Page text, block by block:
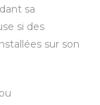
sa
si des
sur son